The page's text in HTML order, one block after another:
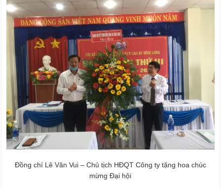
Đồng chí Lê Văn Vui – Chủ tịch HĐQT Công ty tặng hoa chúc
mừng Đại hội